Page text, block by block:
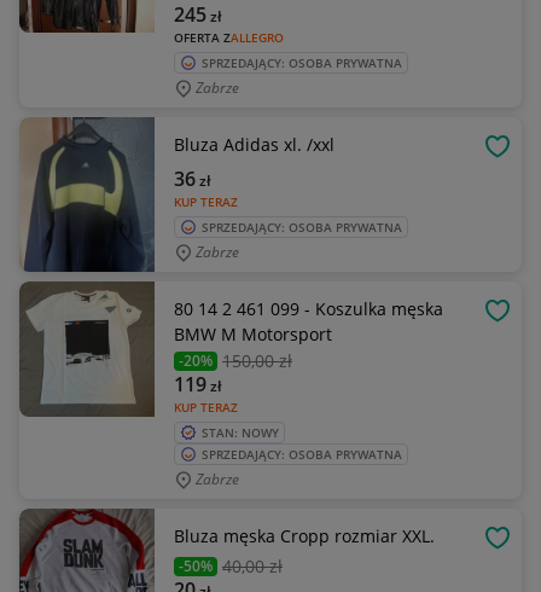
OFERTA ZALLEGRO
245zł
SPRZEDAJĄCY: OSOBA PRYWATNA
Zabrze
Bluza Adidas xl. /xxl
KUP TERAZ
36zł
SPRZEDAJĄCY: OSOBA PRYWATNA
Zabrze
80 14 2 461 099 - Koszulka męska
BMW M Motorsport
-20% 150,00 zł
KUP TERAZ
119zł
STAN: NOWY
SPRZEDAJĄCY: OSOBA PRYWATNA
Zabrze
Bluza męska Cropp rozmiar XXL.
-50% 40,00 zł